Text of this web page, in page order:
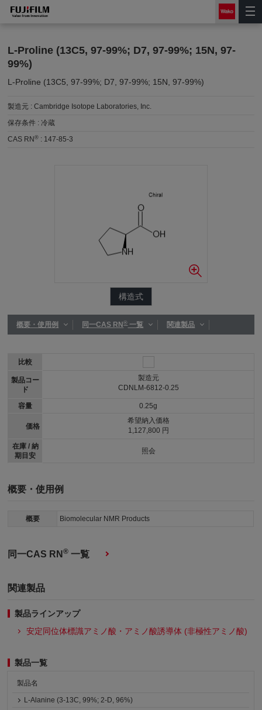
L-Proline (13C5, 97-99%; D7, 97-99%; 15N, 97-
99%)
L-Proline (13C5, 97-99%; D7, 97-99%; 15N, 97-99%)
製造元 :Cambridge Isotope Laboratories, Inc.
保存条件 :冷蔵
CAS RN® : 147-85-3
構造式
概要・使用例 同一CAS RN®一覧 関連製品
比較
製品コー
ド
容量
価格
在庫 / 納
期目安
製造元
CDNLM-6812-0.25
0.25g
希望納入価格
1,127,800 円
照会
概要・使用例
概要 Biomolecular NMR Products
同一CAS RN® 一覧
関連製品
製品ラインアップ
安定同位体標識アミノ酸・アミノ酸誘導体 (非極性アミノ酸)
製品一覧
製品名
L-Alanine (3-13C, 99%; 2-D, 96%)